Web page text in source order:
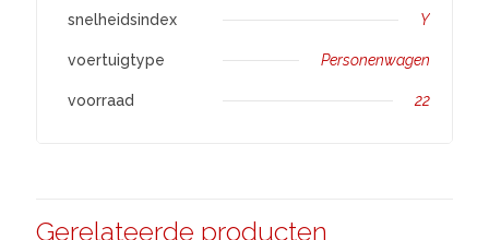
snelheidsindex Y
voertuigtype Personenwagen
voorraad 22
Gerelateerde producten